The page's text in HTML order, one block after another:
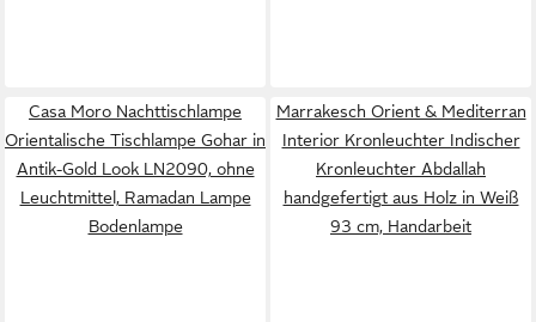
Casa Moro Nachttischlampe
Orientalische Tischlampe Gohar in
Antik-Gold Look LN2090, ohne
Leuchtmittel, Ramadan Lampe
Bodenlampe
Marrakesch Orient & Mediterran
Interior Kronleuchter Indischer
Kronleuchter Abdallah
handgefertigt aus Holz in Weiß
93 cm, Handarbeit